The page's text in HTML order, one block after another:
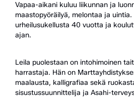
Vapaa-aikani kuluu liikunnan ja
maastopyöräilyä, melontaa ja
urheilusukellusta 40 vuotta ja
ajan.
Leila puolestaan on intohimoinen
harrastaja. Hän on
maalausta, kalligrafiaa sekä
sisustussuunnittelija ja Asahi-